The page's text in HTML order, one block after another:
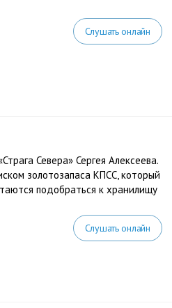
Слушать онлайн
Севера» Сергея Алексеева.
золотозапаса КПСС, который
подобраться к хранилищу
Слушать онлайн